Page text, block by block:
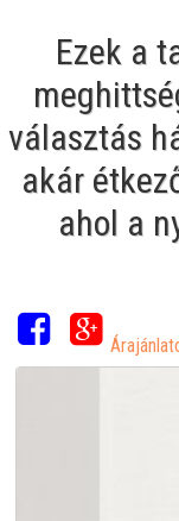
Ezek a
választás
akár
ahol a